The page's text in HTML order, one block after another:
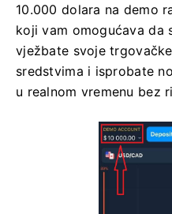
10.000 dolara na demo
koji vam omogućava da
vježbate svoje
sredstvima i isprobate
u realnom vremenu bez